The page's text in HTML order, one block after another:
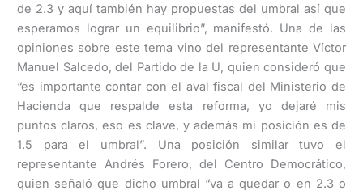
de 2.3 y aquí también hay propuestas del umbral así que
esperamos lograr un equilibrio”, manifestó. Una de las
opiniones sobre este tema vino del representante Víctor
Manuel Salcedo, del Partido de la U, quien consideró que
“es importante contar con el aval fiscal del Ministerio de
Hacienda que respalde esta reforma, yo dejaré mis
puntos claros, eso es clave, y además mi posición es de
1.5 para el umbral”. Una posición similar tuvo el
representante Andrés Forero, del Centro Democrático,
quien señaló que dicho umbral “va a quedar o en 2.3 o